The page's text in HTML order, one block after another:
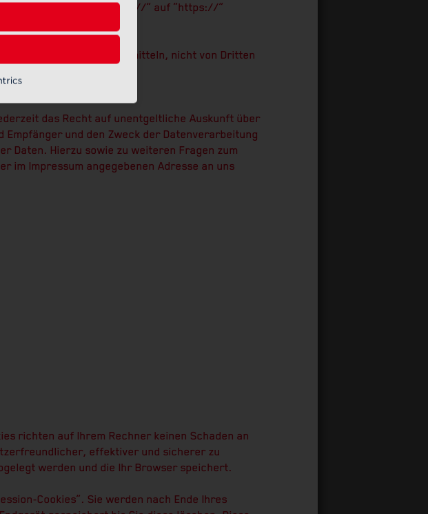
des Browsers von “http://” auf “https://”
die Sie an uns übermitteln, nicht von Dritten
das Recht auf unentgeltliche Auskunft über
und den Zweck der Datenverarbeitung
Daten. Hierzu sowie zu weiteren Fragen zum
im Impressum angegebenen Adresse an uns
richten auf Ihrem Rechner keinen Schaden an
effektiver und sicherer zu
werden und die Ihr Browser speichert.
Cookies”. Sie werden nach Ende Ihres